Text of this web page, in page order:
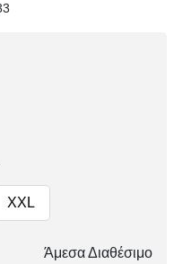
XXL
Άμεσα Διαθέσιμο